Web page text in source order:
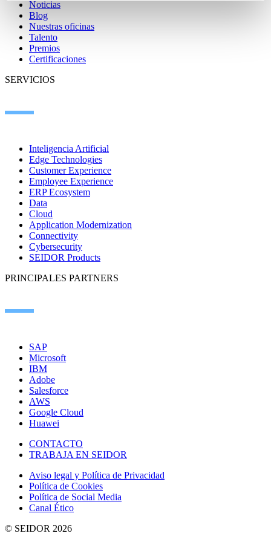
Noticias
Blog
Nuestras oficinas
Talento
Premios
Certificaciones
SERVICIOS
Inteligencia Artificial
Edge Technologies
Customer Experience
Employee Experience
ERP Ecosystem
Data
Cloud
Application Modernization
Connectivity
Cybersecurity
SEIDOR Products
PRINCIPALES PARTNERS
SAP
Microsoft
IBM
Adobe
Salesforce
AWS
Google Cloud
Huawei
CONTACTO
TRABAJA EN SEIDOR
Aviso legal y Política de Privacidad
Política de Cookies
Política de Social Media
Canal Ético
© SEIDOR 2026